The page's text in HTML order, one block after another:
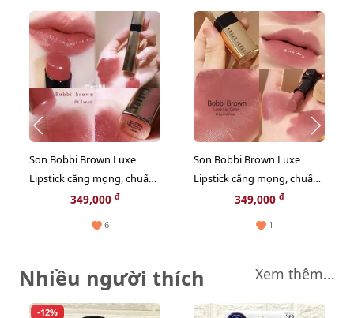
Son Bobbi Brown Luxe
Lipstick căng mọng, chuẩn
màu, #4 Claret đỏ đất thời
349,000 đ
6
Son Bobbi Brown Luxe
Lipstick căng mọng, chuẩn
màu, #315 Neutral Rose
349,000 đ
1
Nhiều người thích Xem thêm...
-12%